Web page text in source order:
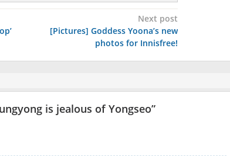
Next post
[Pictures] Goddess Yoona’s new
photos for Innisfree!
is jealous of Yongseo”